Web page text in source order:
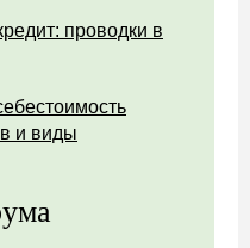
проводки в
и виды